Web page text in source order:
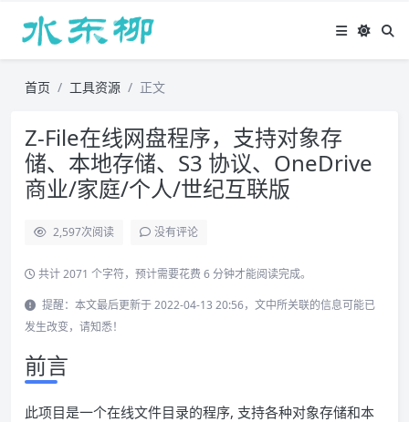
首页 工具资源 正文
Z-File在线网盘程序，支持对象存
储、本地存储、S3 协议、OneDrive
商业/家庭/个人/世纪互联版
2,597次阅读 没有评论
共计 2071 个字符，预计需要花费 6 分钟才能阅读完成。
提醒：本文最后更新于 2022-04-13 20:56，文中所关联的信息可能已
发生改变，请知悉！
前言
此项目是一个在线文件目录的程序, 支持各种对象存储和本